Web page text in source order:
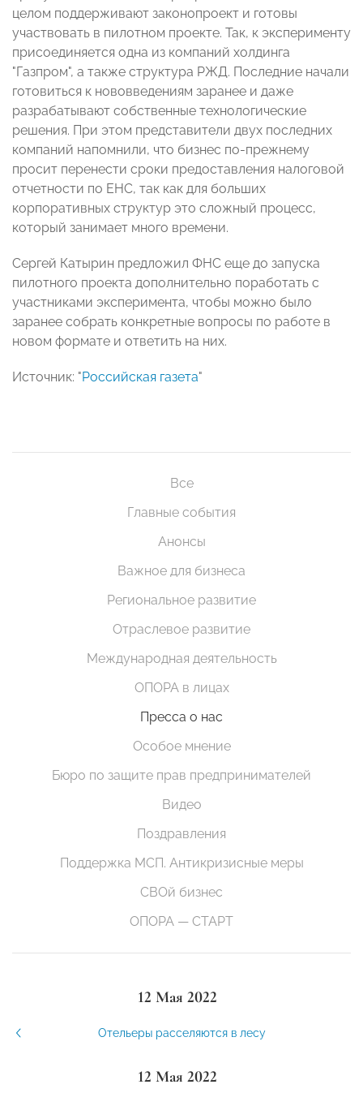
целом поддерживают законопроект и готовы
участвовать в пилотном проекте. Так, к эксперименту
присоединяется одна из компаний холдинга
"Газпром", а также структура РЖД. Последние начали
готовиться к нововведениям заранее и даже
разрабатывают собственные технологические
решения. При этом представители двух последних
компаний напомнили, что бизнес по-прежнему
просит перенести сроки предоставления налоговой
отчетности по ЕНС, так как для больших
корпоративных структур это сложный процесс,
который занимает много времени.
Сергей Катырин предложил ФНС еще до запуска
пилотного проекта дополнительно поработать с
участниками эксперимента, чтобы можно было
заранее собрать конкретные вопросы по работе в
новом формате и ответить на них.
Источник: "Российская газета"
Все
Главные события
Анонсы
Важное для бизнеса
Региональное развитие
Отраслевое развитие
Международная деятельность
ОПОРА в лицах
Пресса о нас
Особое мнение
Бюро по защите прав предпринимателей
Видео
Поздравления
Поддержка МСП. Антикризисные меры
СВОй бизнес
ОПОРА — СТАРТ
12 Мая 2022
Отельеры расселяются в лесу
12 Мая 2022